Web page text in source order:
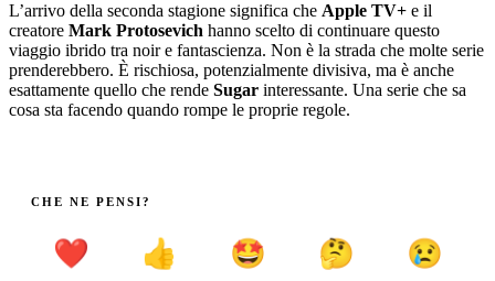
L’arrivo della seconda stagione significa che Apple TV+ e il
creatore Mark Protosevich hanno scelto di continuare questo
viaggio ibrido tra noir e fantascienza. Non è la strada che molte serie
prenderebbero. È rischiosa, potenzialmente divisiva, ma è anche
esattamente quello che rende Sugar interessante. Una serie che sa
cosa sta facendo quando rompe le proprie regole.
CHE NE PENSI?
❤️ 👍 🤩 🤔 😢